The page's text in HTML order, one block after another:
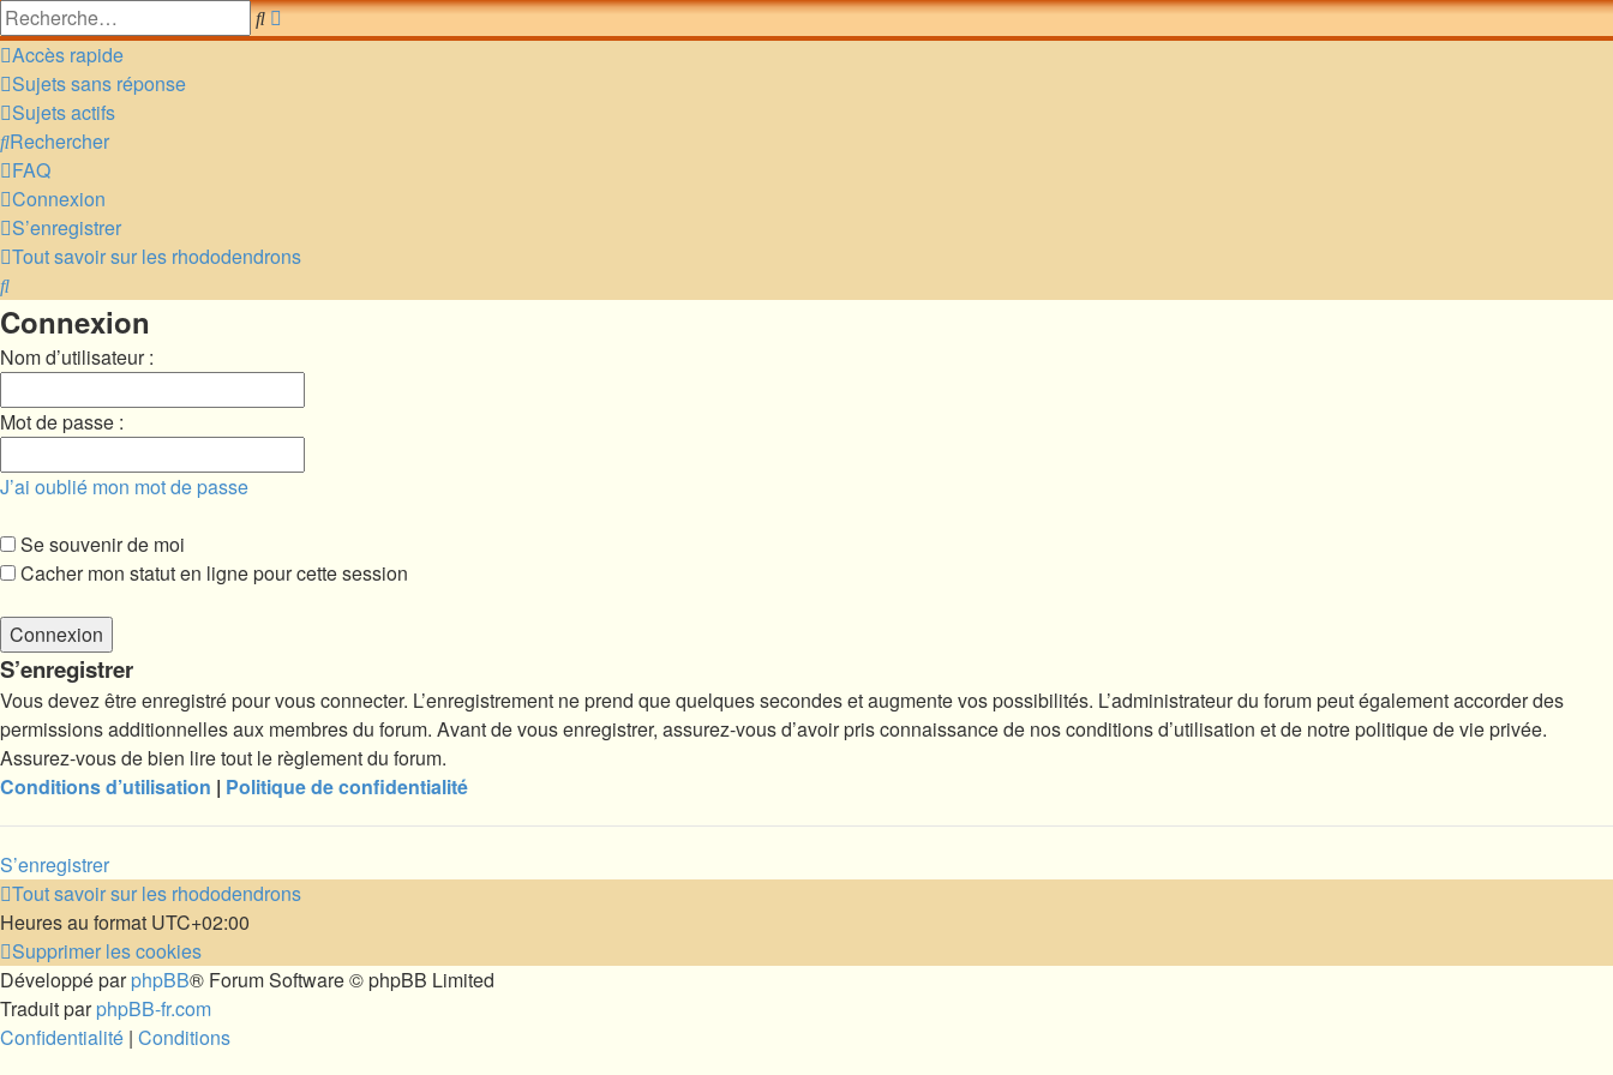
Rechercher
Recherche
avancée
Accès rapide
Sujets sans réponse
Sujets actifs
Rechercher
FAQ
Connexion
S’enregistrer
Tout savoir sur les rhododendrons
Rechercher
Connexion
Nom d’utilisateur :
Mot de passe :
J’ai oublié mon mot de passe
Se souvenir de moi
Cacher mon statut en ligne pour cette session
S’enregistrer
Vous devez être enregistré pour vous connecter. L’enregistrement ne prend que quelques secondes et augmente vos possibilités. L’administrateur du forum peut également accorder des
permissions additionnelles aux membres du forum. Avant de vous enregistrer, assurez-vous d’avoir pris connaissance de nos conditions d’utilisation et de notre politique de vie privée.
Assurez-vous de bien lire tout le règlement du forum.
Conditions d’utilisation | Politique de confidentialité
S’enregistrer
Tout savoir sur les rhododendrons
Heures au format UTC+02:00
Supprimer les cookies
Développé parphpBB® Forum Software © phpBB Limited
Traduit parphpBB-fr.com
Confidentialité | Conditions